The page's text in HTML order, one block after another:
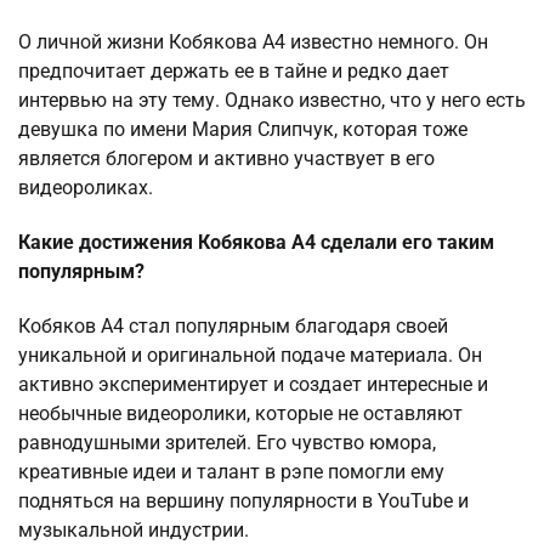
О личной жизни Кобякова А4 известно немного. Он
предпочитает держать ее в тайне и редко дает
интервью на эту тему. Однако известно, что у него есть
девушка по имени Мария Слипчук, которая тоже
является блогером и активно участвует в его
видеороликах.
Какие достижения Кобякова А4 сделали его таким
популярным?
Кобяков А4 стал популярным благодаря своей
уникальной и оригинальной подаче материала. Он
активно экспериментирует и создает интересные и
необычные видеоролики, которые не оставляют
равнодушными зрителей. Его чувство юмора,
креативные идеи и талант в рэпе помогли ему
подняться на вершину популярности в YouTube и
музыкальной индустрии.